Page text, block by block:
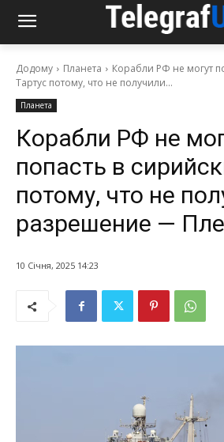
Додому Планета
Корабли РФ не могут
Тартус потому, что не получили...
Планета
Корабли РФ не
попасть в
потому, что не
разрешение —
10 Січня, 2025 14:23